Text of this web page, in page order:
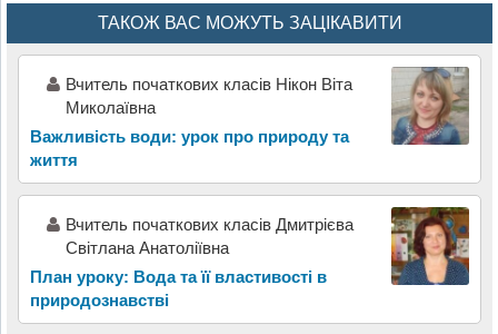
ТАКОЖ ВАС МОЖУТЬ ЗАЦІКАВИТИ
Вчитель початкових класів Нікон Віта
Миколаївна
Важливість води: урок про природу та
життя
Вчитель початкових класів Дмитрієва
Світлана Анатоліївна
План уроку: Вода та її властивості в
природознавстві